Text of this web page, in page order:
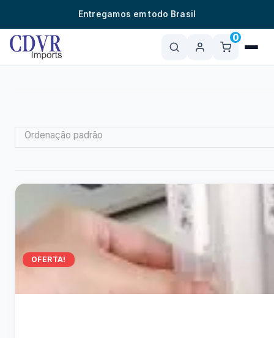
Entregamos em todo Brasil
0
Ordenação padrão
OFERTA!